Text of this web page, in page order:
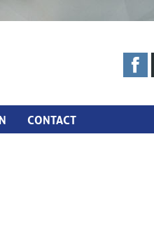
CONTACT